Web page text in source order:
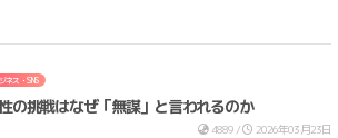
ネス・SNS
の挑戦はなぜ「無謀」と言われるのか
4889 / 2026年03月23日